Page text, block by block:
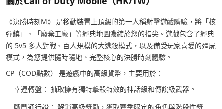
《決勝時刻M》 是移動裝置上頂級的第一人稱射擊遊戲體驗，將「核
彈鎮」、「廢棄工廠」等經典地圖濃縮於您的指尖。遊戲包含了經典
的 5v5 多人對戰、百人規模的大逃殺模式，以及備受玩家喜愛的殭屍
模式，為您提供隨時隨地、完整核心的決勝時刻體驗。
CP（COD點數） 是遊戲中的高級貨幣，主要用於：
幸運轉盤： 抽取擁有獨特擊殺特效的神話級和傳說級武器。
戰鬥通行證： 解鎖高級獎勵，獲取賽季限定的角色與階段性獎